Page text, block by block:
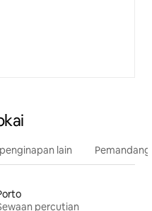
lain
percutian